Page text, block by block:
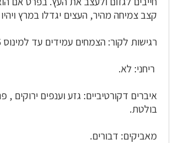
קצב צמיחה מהיר, העצים יגדלו במרץ
רגישות לקור: הצמחים עמידים עד למינוס 6 מעלות צלזיוס.
ריחני: לא.
איברים דקורטיביים: גזע וענפים ירוקים ,
בולטת.
מאביקים: דבורים.